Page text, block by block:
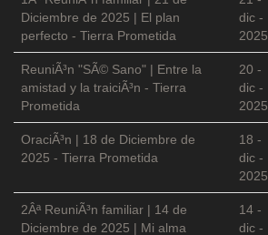
Diciembre de 2025 | El plan
perfecto - Tierra Prometida
dic -
2025
ReuniÃ³n "SÃ© Sano" | Entre la
amistad y la traiciÃ³n - Tierra
Prometida
20 -
dic -
2025
OraciÃ³n | 18 de Diciembre de
2025 - Tierra Prometida
18 -
dic -
2025
2Âª ReuniÃ³n familiar | 14 de
Diciembre de 2025 | Mi alma
14 -
dic -